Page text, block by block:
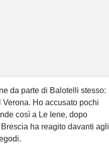
da parte di Balotelli stesso:
Ho accusato pochi
così a Le Iene, dopo
Brescia ha reagito davanti agli